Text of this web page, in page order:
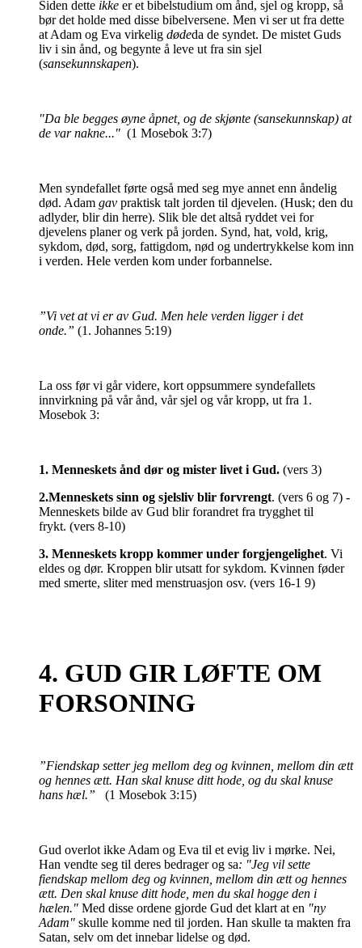
Siden dette ikke er et bibelstudium om ånd, sjel og kropp, så
bør det holde med disse bibelversene. Men vi ser ut fra dette
at Adam og Eva virkelig dødeda de syndet. De mistet Guds
liv i sin ånd, og begynte å leve ut fra sin sjel
(sansekunnskapen).
"Da ble begges øyne åpnet, og de skjønte (sansekunnskap) at
de var nakne..." (1 Mosebok 3:7)
Men syndefallet førte også med seg mye annet enn åndelig
død. Adam gav praktisk talt jorden til djevelen. (Husk; den du
adlyder, blir din herre). Slik ble det altså ryddet vei for
djevelens planer og verk på jorden. Synd, hat, vold, krig,
sykdom, død, sorg, fattigdom, nød og undertrykkelse kom inn
i verden. Hele verden kom under forbannelse.
”Vi vet at vi er av Gud. Men hele verden ligger i det
onde.” (1. Johannes 5:19)
La oss før vi går videre, kort oppsummere syndefallets
innvirkning på vår ånd, vår sjel og vår kropp, ut fra 1.
Mosebok 3:
1. Menneskets ånd dør og mister livet i Gud. (vers 3)
2.Menneskets sinn og sjelsliv blir forvrengt. (vers 6 og 7) -
Menneskets bilde av Gud blir forandret fra trygghet til
frykt. (vers 8-10)
3. Menneskets kropp kommer under forgjengelighet. Vi
eldes og dør. Kroppen blir utsatt for sykdom. Kvinnen føder
med smerte, sliter med menstruasjon osv. (vers 16-1 9)
4. GUD GIR LØFTE OM
FORSONING
”Fiendskap setter jeg mellom deg og kvinnen, mellom din ætt
og hennes ætt. Han skal knuse ditt hode, og du skal knuse
hans hæl.” (1 Mosebok 3:15)
Gud overlot ikke Adam og Eva til et evig liv i mørke. Nei,
Han vendte seg til deres bedrager og sa: "Jeg vil sette
fiendskap mellom deg og kvinnen, mellom din ætt og hennes
ætt. Den skal knuse ditt hode, men du skal hogge den i
hælen." Med disse ordene gjorde Gud det klart at en "ny
Adam" skulle komme ned til jorden. Han skulle ta makten fra
Satan, selv om det innebar lidelse og død.